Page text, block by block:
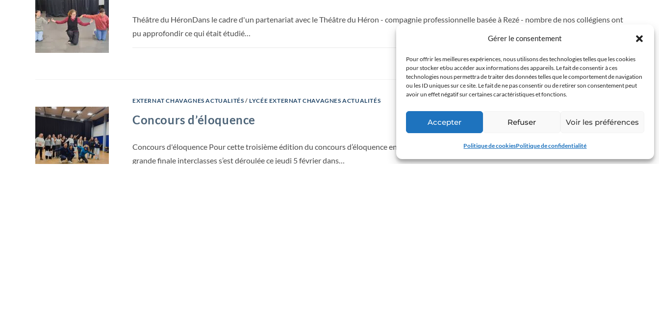
Gérer le consentement
Pour offrir les meilleures expériences, nous utilisons des technologies telles que les cookies
pour stocker et/ou accéder aux informations des appareils. Le fait de consentir à ces
technologies nous permettra de traiter des données telles que le comportement de navigation
ou les ID uniques sur ce site. Le fait de ne pas consentir ou de retirer son consentement peut
avoir un effet négatif sur certaines caractéristiques et fonctions.
Accepter Refuser Voir les préférences
Politique de cookiesPolitique de confidentialité
Théâtre du HéronDans le cadre d'un partenariat avec le Théâtre du Héron - compagnie professionnelle basée à Rezé - nombre de nos collégiens ont
pu approfondir ce qui était étudié…
3 MARS 2025
EXTERNAT CHAVAGNES ACTUALITÉS /LYCÉE EXTERNAT CHAVAGNES ACTUALITÉS
Concours d’éloquence
Concours d'éloquence Pour cette troisième édition du concours d’éloquence en seconde après trois semaines de travail et de compétition, la
grande finale interclasses s’est déroulée ce jeudi 5 février dans…